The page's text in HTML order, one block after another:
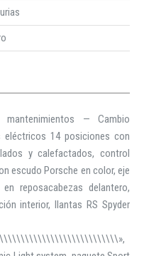
— Cambio
eléctricos 14 posiciones con
y calefactados, control
escudo Porsche en color, eje
reposacabezas delantero,
interior, llantas RS Spyder